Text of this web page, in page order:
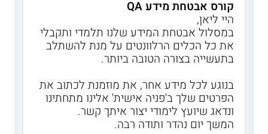
קורס אבטחת מידע QA
היי ליאן,
במסלול אבטחת המידע שלנו תלמדי ותקבלי
את כל הכלים הרלוונטים על מנת להשתלב
בתעשייה בצורה הטובה ביותר.
בנוגע לכל מידע אחר, את מוזמנת לכתוב את
הפרטים שלך ב'פניה אישית' אלינו מתחתינו
ונדאג שיועץ לימודי יצור איתך קשר.
המשך יום נהדר ותודה רבה.